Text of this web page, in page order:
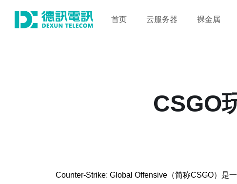
首页 云服务器 裸金属
CSGO
Counter-Strike: Global Offensive（简称CSGO）是